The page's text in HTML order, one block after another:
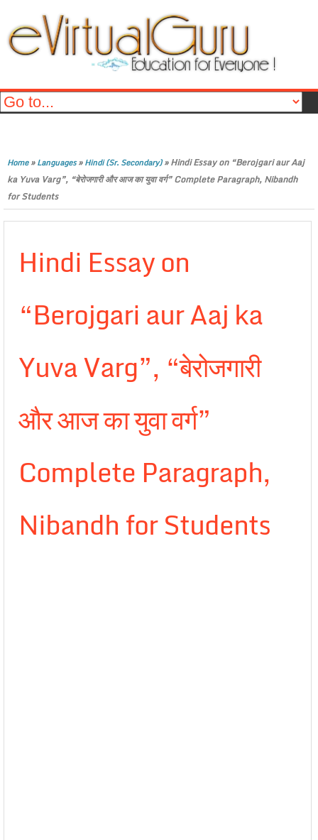
Home»Languages»Hindi (Sr. Secondary)»Hindi Essay on “Berojgari aur Aaj
ka Yuva Varg”, “बेरोजगारी और आज का युवा वर्ग” Complete Paragraph, Nibandh
for Students
Hindi Essay on
“Berojgari aur Aaj ka
Yuva Varg”, “बेरोजगारी
और आज का युवा वर्ग”
Complete Paragraph,
Nibandh for Students